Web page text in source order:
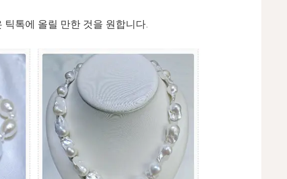
톡에 올릴 만한 것을 원합니다.